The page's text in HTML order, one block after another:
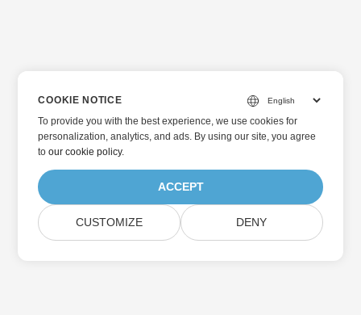
COOKIE NOTICE
To provide you with the best experience, we use cookies for
personalization, analytics, and ads. By using our site, you agree
toour cookie policy.
ACCEPT
CUSTOMIZE DENY